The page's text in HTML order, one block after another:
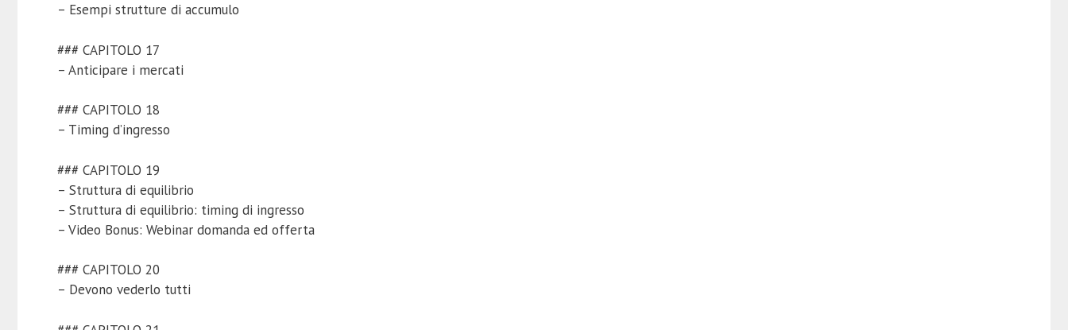
– Esempi strutture di accumulo
### CAPITOLO 17
– Anticipare i mercati
### CAPITOLO 18
– Timing d’ingresso
### CAPITOLO 19
– Struttura di equilibrio
– Struttura di equilibrio: timing di ingresso
– Video Bonus: Webinar domanda ed offerta
### CAPITOLO 20
– Devono vederlo tutti